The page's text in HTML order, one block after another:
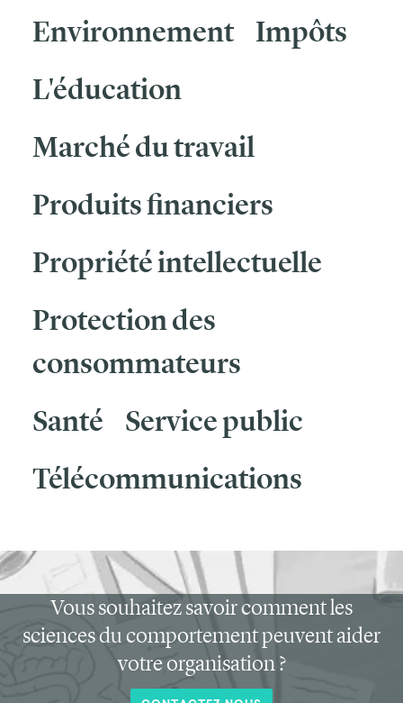
Environnement
Impôts
L'éducation
Marché du travail
Produits financiers
Propriété intellectuelle
Protection des
consommateurs
Santé
Service public
Télécommunications
Vous souhaitez savoir comment les
sciences du comportement peuvent aider
votre organisation ?